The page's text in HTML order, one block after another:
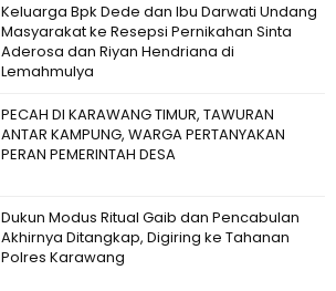
Keluarga Bpk Dede dan Ibu Darwati Undang
Masyarakat ke Resepsi Pernikahan Sinta
Aderosa dan Riyan Hendriana di
Lemahmulya
PECAH DI KARAWANG TIMUR, TAWURAN
ANTAR KAMPUNG, WARGA PERTANYAKAN
PERAN PEMERINTAH DESA
Dukun Modus Ritual Gaib dan Pencabulan
Akhirnya Ditangkap, Digiring ke Tahanan
Polres Karawang